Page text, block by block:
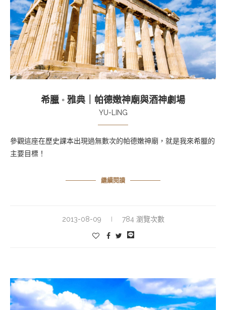
希臘 ◦ 雅典｜帕德嫩神廟與酒神劇場
YU-LING
參觀這座在歷史課本出現過無數次的帕德嫩神廟，就是我來希臘的
主要目標！
繼續閱讀
2013-08-09 784 瀏覽次數